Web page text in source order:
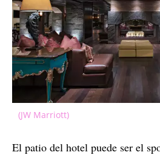
(JW Marriott)
El patio del hotel puede ser el